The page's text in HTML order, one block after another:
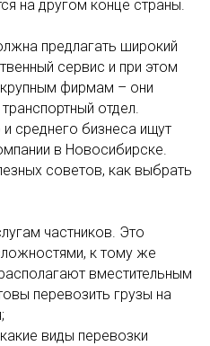
на другом конце страны.
предлагать широкий
сервис и при этом
фирмам – они
отдел.
среднего бизнеса ищут
в Новосибирске.
советов, как выбрать
частников. Это
к тому же
вместительным
перевозить грузы на
виды перевозки